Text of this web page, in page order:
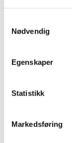
Nødvendig
Egenskaper
Statistikk
Markedsføring
Nå må